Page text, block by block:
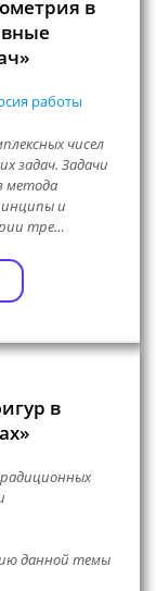
в
работы
чисел
задач. Задачи
метода
и
тре…
в
данной темы